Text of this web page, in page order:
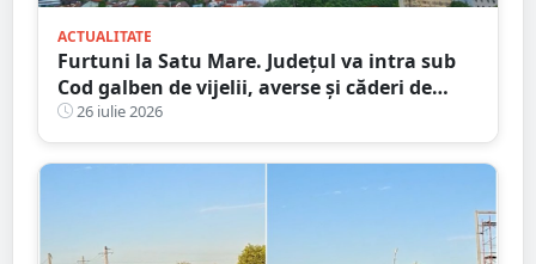
ACTUALITATE
Furtuni la Satu Mare. Județul va intra sub
Cod galben de vijelii, averse și căderi de
grindină
26 iulie 2026